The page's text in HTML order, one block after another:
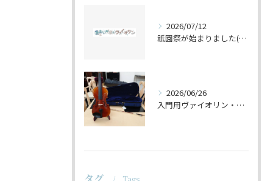
2026/07/12
祇園祭が始まりました(^^♪
2026/06/26
入門用ヴァイオリン・セットの仕上げ♪
タグ